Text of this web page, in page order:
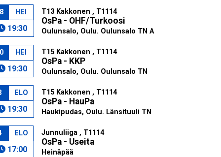
HEI
19:30
T13 Kakkonen , T1114
OsPa - OHF/Turkoosi
Oulunsalo, Oulu. Oulunsalo TN A
HEI
19:30
T15 Kakkonen , T1114
OsPa - KKP
Oulunsalo, Oulu. Oulunsalo TN
ELO
19:30
T15 Kakkonen , T1114
OsPa - HauPa
Haukipudas, Oulu. Länsituuli TN
ELO
17:00
Junnuliiga , T1114
OsPa - Useita
Heinäpää